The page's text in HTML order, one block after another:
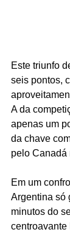
Este triunfo
seis pontos,
A da
apenas um
da chave
pelo Canadá
Em um
Argentina só
minutos do
centroavante